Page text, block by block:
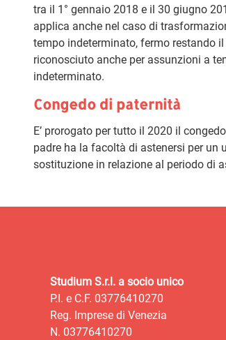
tra il 1° gennaio 2018 e il 30 giugno
applica anche nel caso di
tempo indeterminato, fermo restando
riconosciuto anche per assunzioni a
indeterminato.
Congedo di paternità
E’ prorogato per tutto il 2020 il
padre ha la facoltà di astenersi per un
sostituzione in relazione al periodo di
Studium S.r.l. a socio unico
P.I. e C.F. 03776410270
Reg. Imprese di Venezia
N. 03776410270